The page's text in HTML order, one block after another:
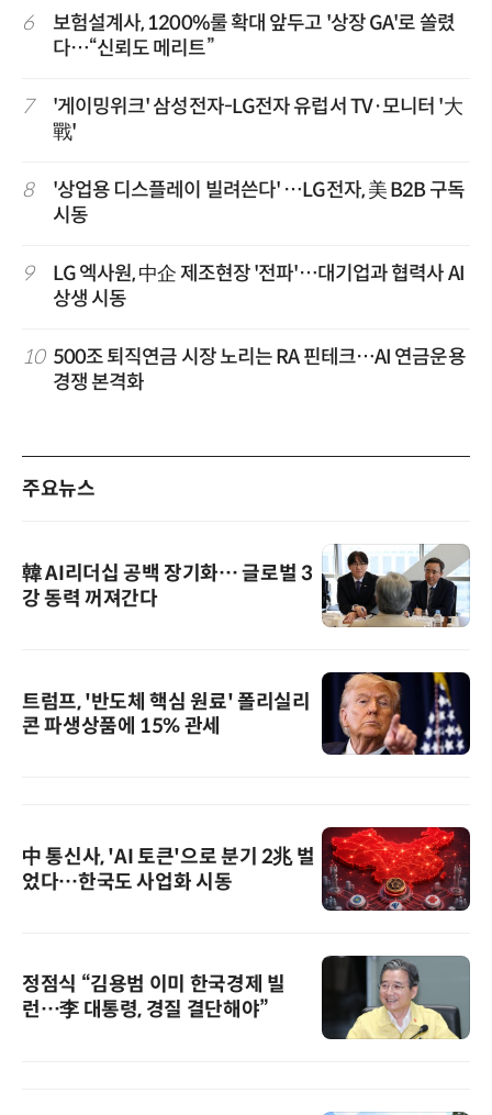
6
보험설계사, 1200%룰 확대 앞두고 '상장 GA'로 쏠렸
다…“신뢰도 메리트”
7
'게이밍위크' 삼성전자-LG전자 유럽서 TV·모니터 '大
戰'
8
'상업용 디스플레이 빌려쓴다' …LG전자, 美 B2B 구독
시동
9
LG 엑사원, 中企 제조현장 '전파'…대기업과 협력사 AI
상생 시동
10 500조 퇴직연금 시장 노리는 RA 핀테크…AI 연금운용
경쟁 본격화
주요뉴스
韓 AI리더십 공백 장기화… 글로벌 3
강 동력 꺼져간다
트럼프, '반도체 핵심 원료' 폴리실리
콘 파생상품에 15% 관세
中 통신사, 'AI 토큰'으로 분기 2兆 벌
었다…한국도 사업화 시동
정점식 “김용범 이미 한국경제 빌
런…李 대통령, 경질 결단해야”